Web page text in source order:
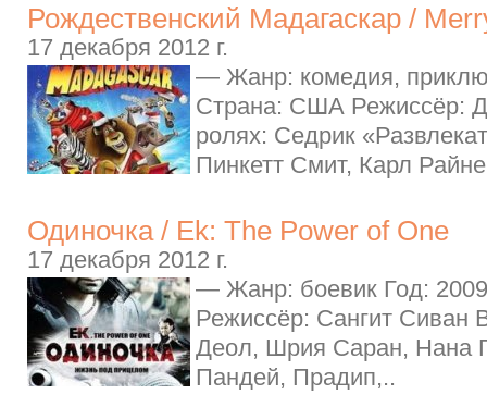
Рождественский Мадагаскар /
17 декабря 2012 г.
— Жанр: комедия,
Страна: США Режиссёр:
ролях: Седрик
Пинкетт Смит, Карл
Одиночка / Ek: The Power of One
17 декабря 2012 г.
— Жанр: боевик Год:
Режиссёр: Сангит Сиван
Деол, Шрия Саран, Нана
Пандей, Прадип,..